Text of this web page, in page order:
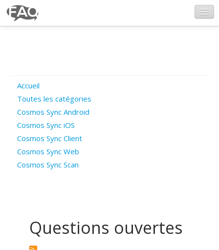
Poser une question
Questions ouvertes
Connexion
Accueil
Toutes les catégories
Cosmos Sync Android
Cosmos Sync iOS
Cosmos Sync Client
Cosmos Sync Web
Cosmos Sync Scan
Questions ouvertes